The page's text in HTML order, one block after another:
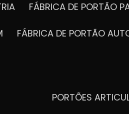
FÁBRICA DE PORTÃO
FÁBRICA DE PORTÃO
PORTÕES